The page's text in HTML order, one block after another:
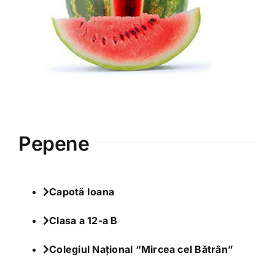
Clubul Iubim Fructele
Pepene
Capotă Ioana
Clasa a 12-a B
Colegiul Național “Mircea cel Bătrân”